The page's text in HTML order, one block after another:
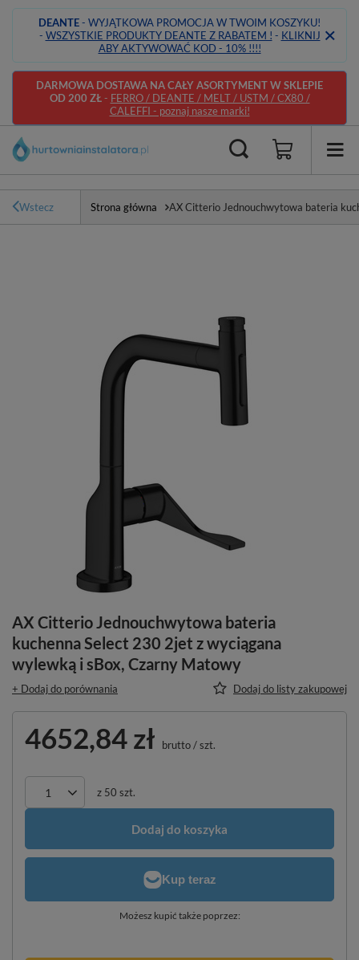
DEANTE- WYJĄTKOWA PROMOCJA W TWOIM KOSZYKU!
- WSZYSTKIE PRODUKTY DEANTE Z RABATEM ! - KLIKNIJ
ABY AKTYWOWAĆ KOD - 10% !!!!
DARMOWA DOSTAWA NA CAŁY ASORTYMENT W SKLEPIE
OD 200 ZŁ- FERRO / DEANTE / MELT / USTM / CX80 /
CALEFFI - poznaj nasze marki!
Wstecz Strona główna AX Citterio Jednouchwytowa bateria
AX Citterio Jednouchwytowa bateria
kuchenna Select 230 2jet z wyciągana
wylewką i sBox, Czarny Matowy
+ Dodaj do porównania Dodaj do listy zakupowej
4652,84 zł brutto/szt.
z 50 szt.
Dodaj do koszyka
Możesz kupić także poprzez: